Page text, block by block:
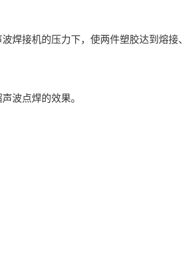
焊接机的压力下，使两件塑胶达到熔接
波点焊的效果。